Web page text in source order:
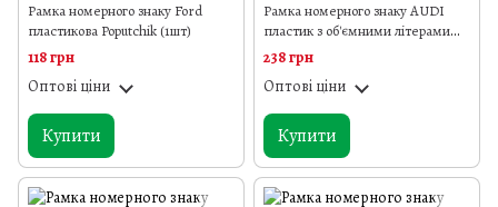
Рамка номерного знаку Ford
пластикова Poputchik (1шт)
118 грн
Оптові ціни
Купити
Рамка номерного знаку AUDI
пластик з об'ємними літерами
Poputchik (2шт)
238 грн
Оптові ціни
Купити